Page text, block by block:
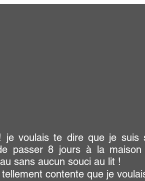
je voulais te dire que je suis
passer 8 jours à la
sans aucun souci au lit !
contente que je